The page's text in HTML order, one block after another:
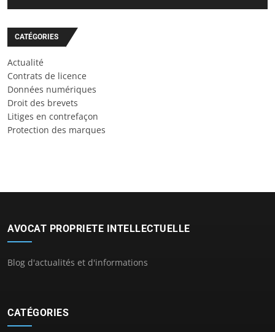
CATÉGORIES
Actualité
Contrats de licence
Données numériques
Droit des brevets
Litiges en contrefaçon
Protection des marques
AVOCAT PROPRIETE INTELLECTUELLE
Blog d'actualités et d'informations
CATÉGORIES